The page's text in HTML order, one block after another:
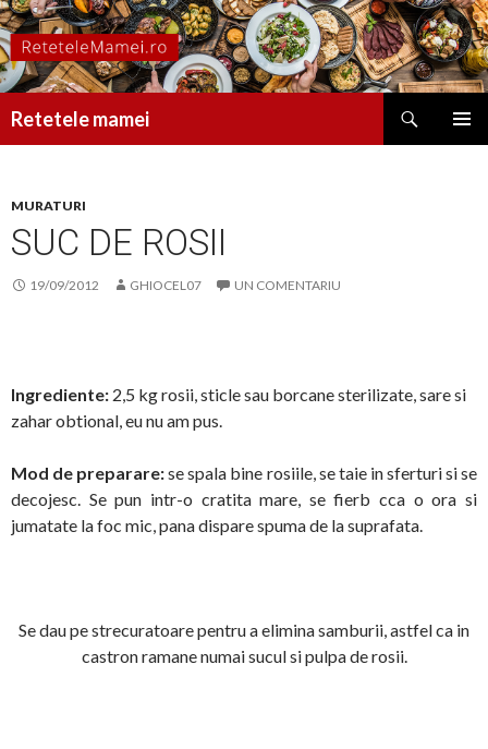
Retetele mamei
MURATURI
SUC DE ROSII
19/09/2012 GHIOCEL07 UN COMENTARIU
Ingrediente: 2,5 kg rosii, sticle sau borcane sterilizate, sare si
zahar obtional, eu nu am pus.
Mod de preparare:se spala bine rosiile, se taie in sferturi si se
decojesc. Se pun intr-o cratita mare, se fierb cca o ora si
jumatate la foc mic, pana dispare spuma de la suprafata.
Se dau pe strecuratoare pentru a elimina samburii, astfel ca in
castron ramane numai sucul si pulpa de rosii.